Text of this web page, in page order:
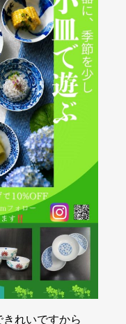
れいですから